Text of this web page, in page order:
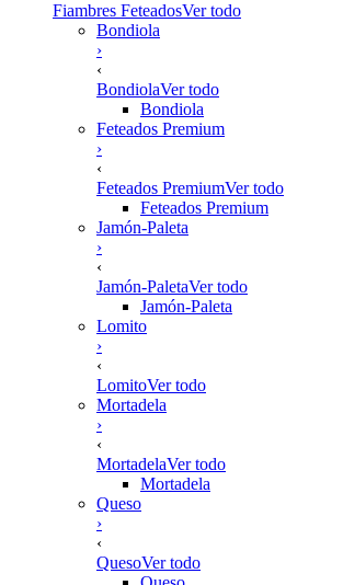
Fiambres FeteadosVer todo
Bondiola
›
‹
BondiolaVer todo
Bondiola
Feteados Premium
›
‹
Feteados PremiumVer todo
Feteados Premium
Jamón-Paleta
›
‹
Jamón-PaletaVer todo
Jamón-Paleta
Lomito
›
‹
LomitoVer todo
Mortadela
›
‹
MortadelaVer todo
Mortadela
Queso
›
‹
QuesoVer todo